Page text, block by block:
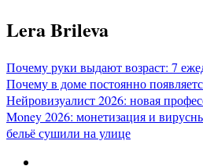
Перейти
к
Lera Brileva
Почему руки выдают возраст: 7
Почему в доме постоянно
Нейровизуалист 2026: новая
Money 2026: монетизация и
бельё сушили на улице